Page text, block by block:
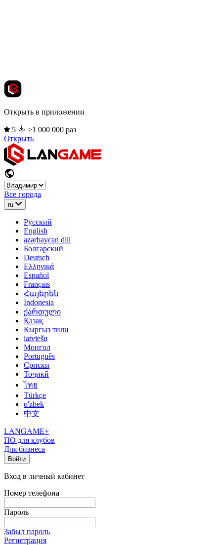
Открыть в приложении
5
>1 000 000 раз
Открыть
Все города
ru
Русский
English
azərbaycan dili
Болгарский
Deutsch
Ελληνικά
Español
Français
Հայերեն
Indonesia
ქართული
Қазақ
Кыргыз тили
latviešu
Монгол
Português
Српски
Тоҷикӣ
ไทย
Türkçe
o'zbek
中文
LANGAME+
ПО для клубов
Для бизнеса
Войти
Вход в личный кабинет
Номер телефона
Пароль
Забыл пароль
Регистрация